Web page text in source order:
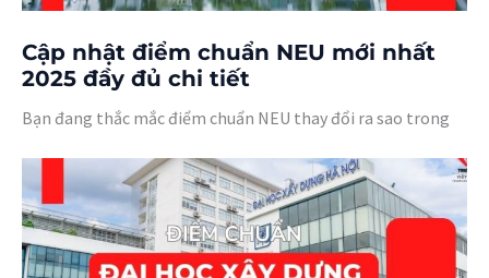
Cập nhật điểm chuẩn NEU mới nhất
2025 đầy đủ chi tiết
Bạn đang thắc mắc điểm chuẩn NEU thay đổi ra sao trong